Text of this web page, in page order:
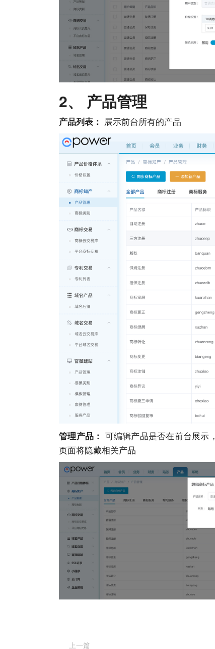
2、 产品管理
产品列表： 展示前台所有的产品
管理产品： 可编辑产品是否在前台展示
页面将隐藏相关产品
上一篇